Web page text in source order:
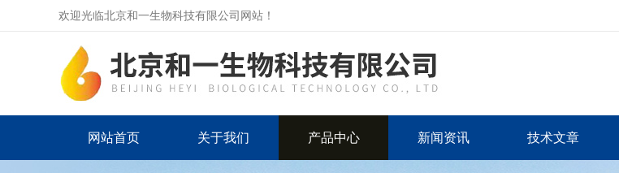
欢迎光临北京和一生物科技有限公司网站！
网站首页 关于我们 产品中心 新闻资讯 技术文章